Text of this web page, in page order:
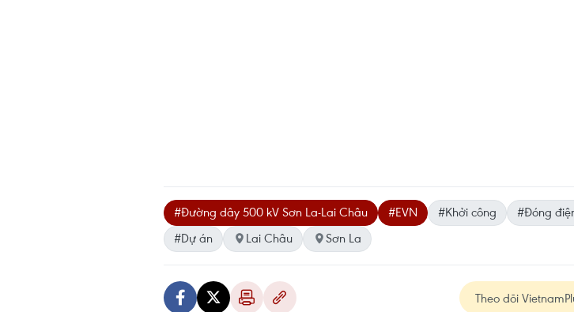
#Đường dây 500 kV Sơn La-Lai Châu #EVN #Khởi công #Đóng
#Dự án
Lai Châu Sơn La
Theo dõi